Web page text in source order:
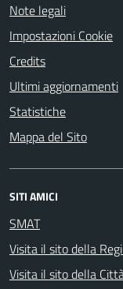
Note legali
Impostazioni Cookie
Credits
Ultimi aggiornamenti
Statistiche
Mappa del Sito
SITI AMICI
SMAT
Visita il sito della
Visita il sito della